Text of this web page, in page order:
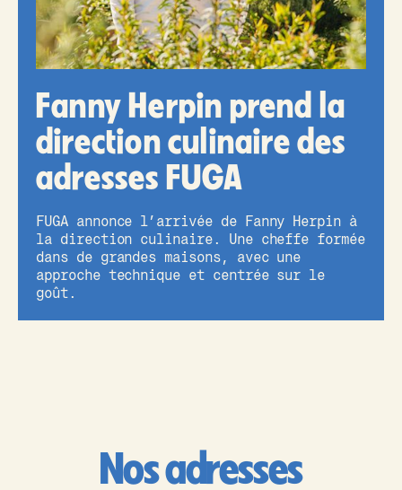
Fanny Herpin prend la
direction culinaire des
adresses FUGA
FUGA annonce l’arrivée de Fanny Herpin à
la direction culinaire. Une cheffe formée
dans de grandes maisons, avec une
approche technique et centrée sur le
goût.
Nos adresses